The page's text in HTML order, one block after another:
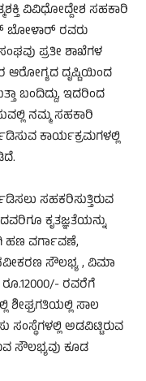
ವಿವಿಧೋದ್ದೇಶ ಸಹಕಾರಿ
ಬೋಳಾರ್ ರವರು
ಪ್ರತೀ ಶಾಖೆಗಳ
ಆರೋಗ್ಯದ ದೃಷ್ಟಿಯಿಂದ
ಬಂದಿದ್ದು, ಇದರಿಂದ
ನಮ್ಮ ಸಹಕಾರಿ
ಕಾರ್ಯಕ್ರಮಗಳಲ್ಲಿ
ಸಹಕರಿಸುತ್ತಿರುವ
ಕೃತಜ್ಞತೆಯನ್ನು
ಹಣ ವರ್ಗಾವಣೆ,
ಸೌಲಭ್ಯ , ವಿಮಾ
ರೂ.12000/- ರವರೆಗೆ
ಶೀಘ್ರಗತಿಯಲ್ಲಿ ಸಾಲ
ಸಂಸ್ಥೆಗಳಲ್ಲಿ ಅಡವಿಟ್ಟಿರುವ
ಸೌಲಭ್ಯವು ಕೂಡ